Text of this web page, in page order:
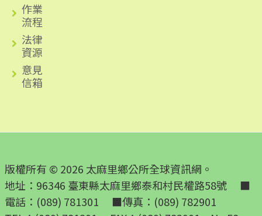
作業
流程
法律
資源
意見
信箱
版權所有 © 2026 太麻里鄉公所全球資訊網。
地址：96346 臺東縣太麻里鄉泰和村民權路58號 ■
電話：(089) 781301 ■傳真：(089) 782901